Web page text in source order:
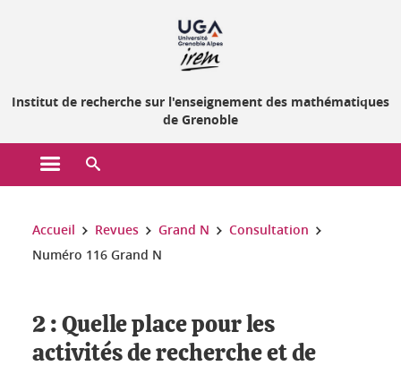
Institut de recherche sur l'enseignement des mathématiques
de Grenoble
Ouvrir le menu principal
Vous êtes ici :
Accueil Revues Grand N
Consultation
Numéro 116 Grand N
2 : Quelle place pour les
activités de recherche et de